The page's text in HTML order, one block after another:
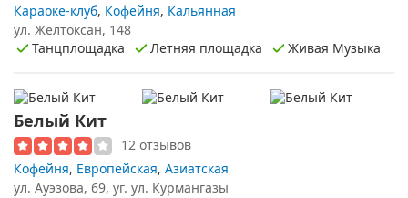
Караоке-клуб, Кофейня, Кальянная
ул. Желтоксан, 148
Танцплощадка
Летняя площадка Живая Музыка
Белый Кит
12 отзывов
Кофейня, Европейская, Азиатская
ул. Ауэзова, 69, уг. ул. Курмангазы